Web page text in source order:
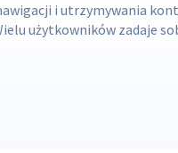
i utrzymywania
użytkowników zadaje